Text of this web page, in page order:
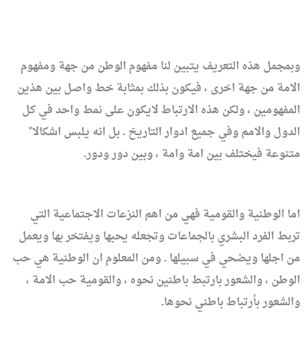
وبمجمل هذه التعريف يتبين لنا مفهوم الوطن من جهة ومفهوم
الامة من جهة اخرى ، فيكون بذلك بمثابة خط واصل بين هذين
المفهومين ، ولكن هذه الارتباط لايكون على نمط واحد في كل
الدول والامم وفي جميع ادوار التاريخ . بل انه يلبس اشكالا ً
متنوعة فيختلف بين امة وامة ، وبين دور ودور.
اما الوطنية والقومية فهي من اهم النزعات الاجتماعية التي
تربط الفرد البشري بالجماعات وتجعله يحبها ويفتخر بها ويعمل
من اجلها ويضحي في سبيلها . ومن المعلوم ان الوطنية هي حب
الوطن ، والشعور بارتبط باطنين نحوه ، والقومية حب الامة ،
والشعور بأرتباط باطني نحوها.